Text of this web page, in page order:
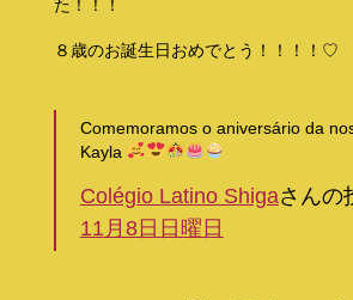
た！！！
８歳のお誕生日おめでとう！！！！♡
Comemoramos o aniversário da
Kayla
Colégio Latino Shigaさんの
11月8日日曜日